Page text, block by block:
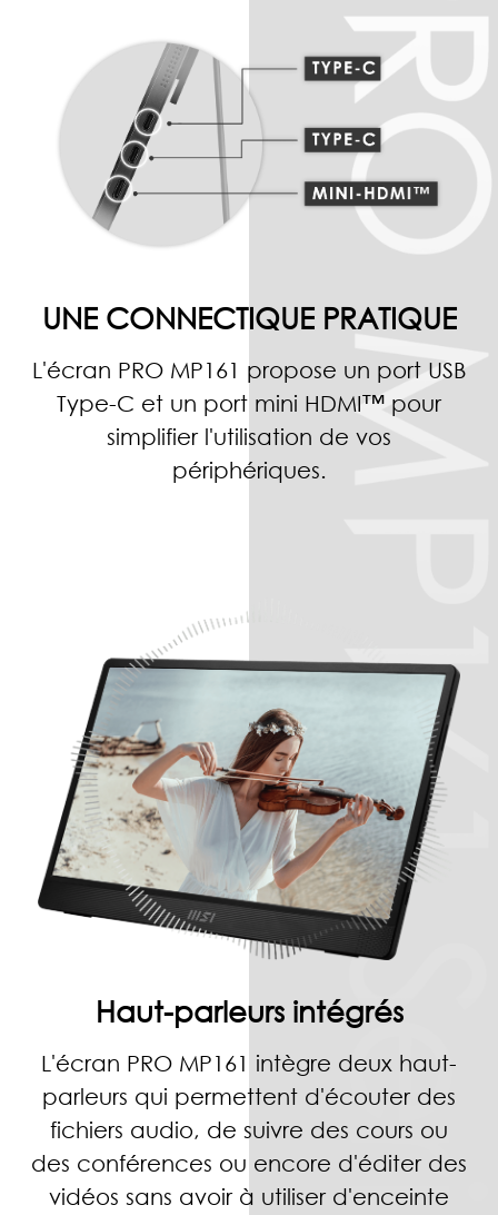
UNE CONNECTIQUE PRATIQUE
L'écran PRO MP161 propose un port USB
Type-C et un port mini HDMI™ pour
simplifier l'utilisation de vos
périphériques.
Haut-parleurs intégrés
L'écran PRO MP161 intègre deux haut-
parleurs qui permettent d'écouter des
fichiers audio, de suivre des cours ou
des conférences ou encore d'éditer des
vidéos sans avoir à utiliser d'enceinte